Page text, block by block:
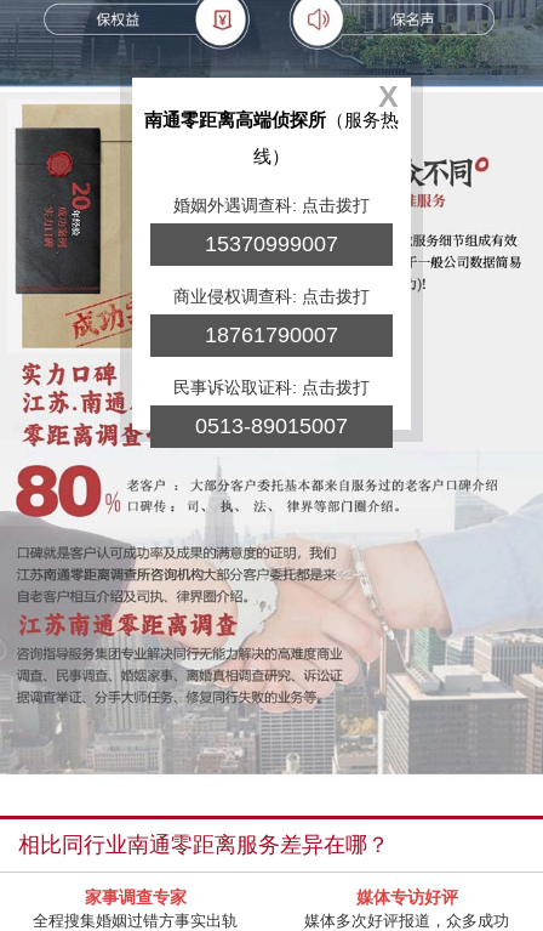
相比同行业南通零距离服务差异在哪？
家事调查专家
全程搜集婚姻过错方事实出轨
媒体专访好评
媒体多次好评报道，众多成功
X
南通零距离高端侦探所 （服务热
线）
婚姻外遇调查科: 点击拨打
15370999007
商业侵权调查科: 点击拨打
18761790007
民事诉讼取证科: 点击拨打
0513-89015007